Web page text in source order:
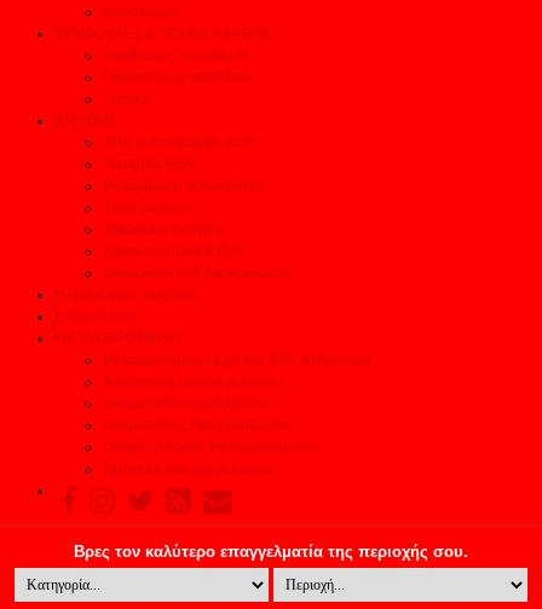
Φανοποιεία
ΣΥΜΒΟΥΛΕΣ & ΤΕΧΝΙΚΑ ΑΡΘΡΑ
Συμβουλές οικονομίας
Οδηγείστε με ασφάλεια
Τεχνικά
ΧΡΗΣΙΜΑ
Τέλη κυκλοφορίας 2026
Τεκμήρια 2026
Μεταβίβαση αυτοκινήτου
Τιμές Διοδίων
Τηλέφωνα Ανάγκης
Δικαιολογητικά ΚΤΕΟ
Δικαιολογητικά Ανακύκλωσης
Ηλεκτρονικές εκδόσεις
Επικοινωνία
ΜΕΤΑΧΕΙΡΙΣΜΕΝΟ
Μεταχειρισμένα μέχρι και 35% φτηνότερα
Αναζήτηση μεταχειρισμένου
Δοκιμές Μεταχειρισμένων
Αγοράζοντας Μεταχειρισμένο
Οδηγός Αγοράς Μεταχειρισμένου
Έμποροι Μεταχειρισμένων